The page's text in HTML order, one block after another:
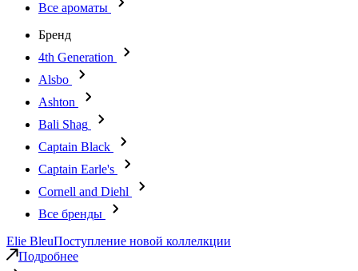
Все ароматы
Бренд
4th Generation
Alsbo
Ashton
Bali Shag
Captain Black
Captain Earle's
Cornell and Diehl
Все бренды
Elie BleuПоступление новой коллелкции
Подробнее